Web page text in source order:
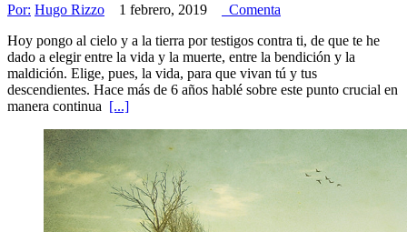
Por: Hugo Rizzo 1 febrero, 2019
Comenta
Hoy pongo al cielo y a la tierra por testigos contra ti, de que te he
dado a elegir entre la vida y la muerte, entre la bendición y la
maldición. Elige, pues, la vida, para que vivan tú y tus
descendientes. Hace más de 6 años hablé sobre este punto crucial en
manera continua [...]